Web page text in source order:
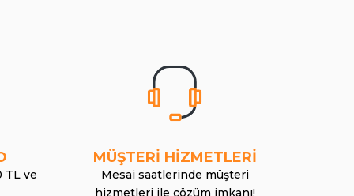
TL ve
MÜŞTERİ HİZMETLERİ
Mesai saatlerinde müşteri
hizmetleri ile çözüm imkanı!